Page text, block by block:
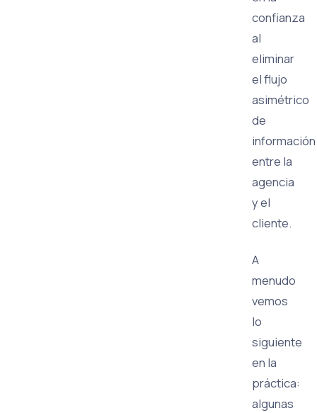
confianza
al
eliminar
el flujo
asimétrico
de
información
entre la
agencia
y el
cliente.
A
menudo
vemos
lo
siguiente
en la
práctica:
algunas